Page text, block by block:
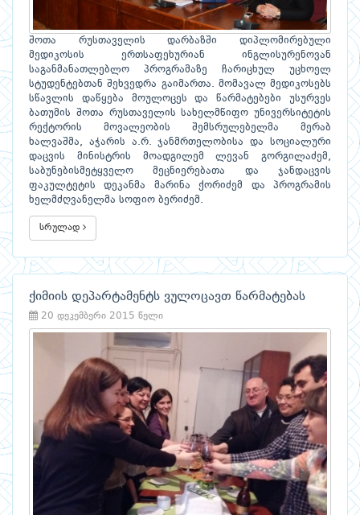
შოთა რუსთაველის დარბაზში დიპლომირებული
მედიკოსის ერთსაფეხურიან ინგლისურენოვან
საგანმანათლებლო პროგრამაზე ჩარიცხულ უცხოელ
სტუდენტებთან შეხვედრა გაიმართა. მომავალ მედიკოსებს
სწავლის დაწყება მოულოცეს და წარმატებები უსურვეს
ბათუმის შოთა რუსთაველის სახელმწიფო უნივერსიტეტის
რექტორის მოვალეობის შემსრულებელმა მერაბ
ხალვაშმა, აჭარის ა.რ. ჯანმრთელობისა და სოციალური
დაცვის მინისტრის მოადგილემ ლევან გორგილაძემ,
საბუნებისმეტყველო მეცნიერებათა და ჯანდაცვის
ფაკულტეტის დეკანმა მარინა ქორიძემ და პროგრამის
ხელმძღვანელმა სოფიო ბერიძემ.
სრულად
ქიმიის დეპარტამენტს ვულოცავთ წარმატებას
20 დეკემბერი 2015 წელი